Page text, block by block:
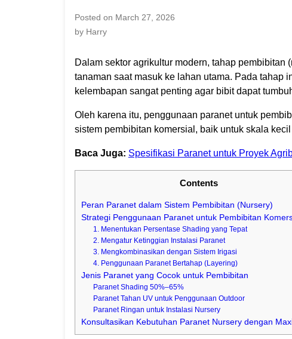
Posted on March 27, 2026
by Harry
Dalam sektor agrikultur modern, tahap
tanaman saat masuk ke lahan utama. Pada tahap
kelembapan sangat penting agar bibit dapat
Oleh karena itu, penggunaan paranet untuk
sistem pembibitan komersial, baik untuk skala
Baca Juga: Spesifikasi Paranet untuk Proyek
Contents
Peran Paranet dalam Sistem Pembibitan (Nursery)
Strategi Penggunaan Paranet untuk Pembibitan
1. Menentukan Persentase Shading yang Tepat
2. Mengatur Ketinggian Instalasi Paranet
3. Mengkombinasikan dengan Sistem Irigasi
4. Penggunaan Paranet Bertahap (Layering)
Jenis Paranet yang Cocok untuk Pembibitan
Paranet Shading 50%–65%
Paranet Tahan UV untuk Penggunaan Outdoor
Paranet Ringan untuk Instalasi Nursery
Konsultasikan Kebutuhan Paranet Nursery dengan